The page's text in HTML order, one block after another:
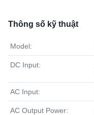
Thông số kỹ thuật
Model:
DC Input:
AC Input:
AC Output Power: